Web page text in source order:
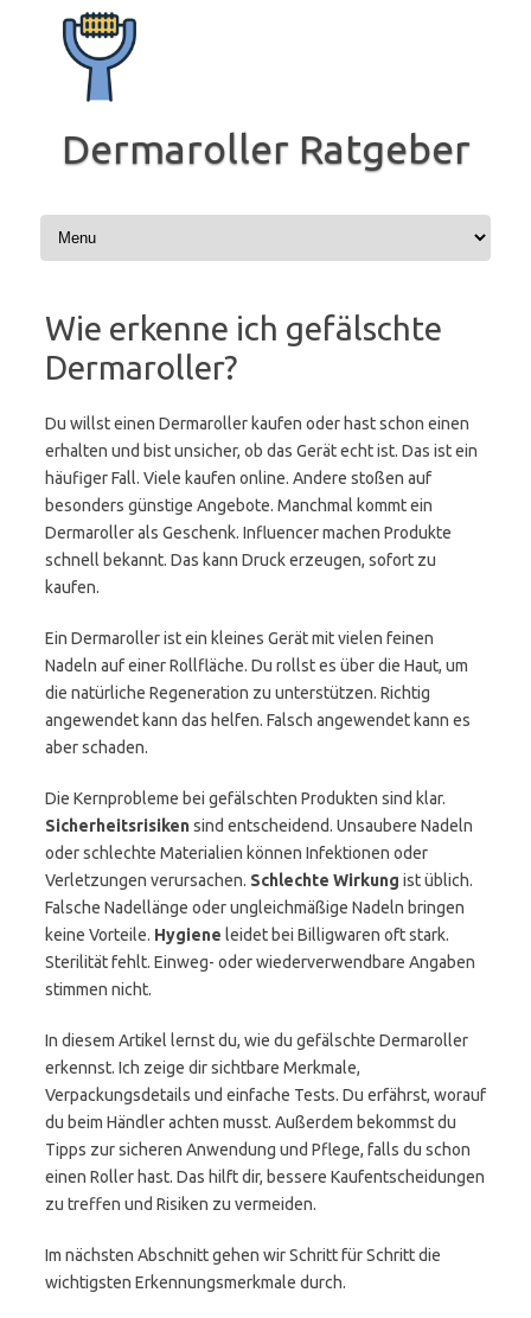
Inhalt
springen
Dermaroller Ratgeber
Wie erkenne ich gefälschte
Dermaroller?
Du willst einen Dermaroller kaufen oder hast schon einen
erhalten und bist unsicher, ob das Gerät echt ist. Das ist ein
häufiger Fall. Viele kaufen online. Andere stoßen auf
besonders günstige Angebote. Manchmal kommt ein
Dermaroller als Geschenk. Influencer machen Produkte
schnell bekannt. Das kann Druck erzeugen, sofort zu
kaufen.
Ein Dermaroller ist ein kleines Gerät mit vielen feinen
Nadeln auf einer Rollfläche. Du rollst es über die Haut, um
die natürliche Regeneration zu unterstützen. Richtig
angewendet kann das helfen. Falsch angewendet kann es
aber schaden.
Die Kernprobleme bei gefälschten Produkten sind klar.
Sicherheitsrisikensind entscheidend. Unsaubere Nadeln
oder schlechte Materialien können Infektionen oder
Verletzungen verursachen. Schlechte Wirkung ist üblich.
Falsche Nadellänge oder ungleichmäßige Nadeln bringen
keine Vorteile. Hygiene leidet bei Billigwaren oft stark.
Sterilität fehlt. Einweg- oder wiederverwendbare Angaben
stimmen nicht.
In diesem Artikel lernst du, wie du gefälschte Dermaroller
erkennst. Ich zeige dir sichtbare Merkmale,
Verpackungsdetails und einfache Tests. Du erfährst, worauf
du beim Händler achten musst. Außerdem bekommst du
Tipps zur sicheren Anwendung und Pflege, falls du schon
einen Roller hast. Das hilft dir, bessere Kaufentscheidungen
zu treffen und Risiken zu vermeiden.
Im nächsten Abschnitt gehen wir Schritt für Schritt die
wichtigsten Erkennungsmerkmale durch.